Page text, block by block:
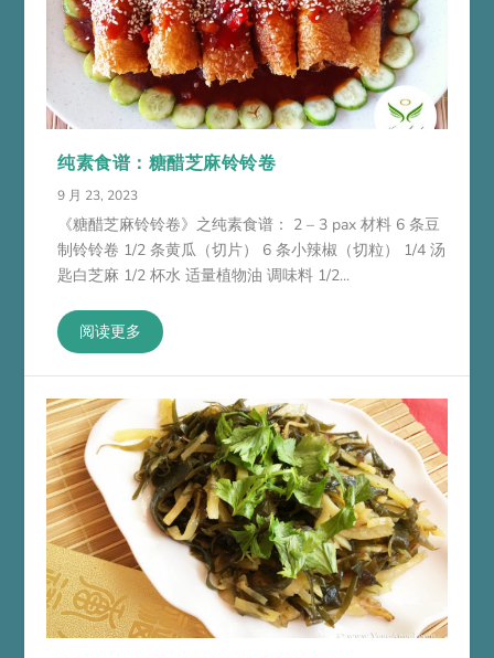
纯素食谱：糖醋芝麻铃铃卷
9 月 23, 2023
《糖醋芝麻铃铃卷》之纯素食谱： 2 – 3 pax 材料 6 条豆
制铃铃卷 1/2 条黄瓜（切片） 6 条小辣椒（切粒） 1/4 汤
匙白芝麻 1/2 杯水 适量植物油 调味料 1/2...
阅读更多